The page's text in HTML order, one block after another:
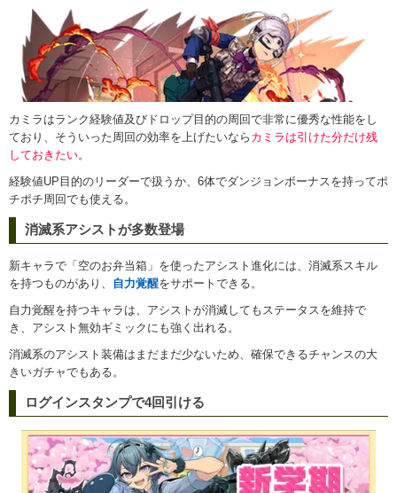
カミラはランク経験値及びドロップ目的の周回で非常に優秀な性能をし
ており、そういった周回の効率を上げたいなら カミラは引けた分だけ残
しておきたい。
経験値UP目的のリーダーで扱うか、6体でダンジョンボーナスを持ってポ
チポチ周回でも使える。
消滅系アシストが多数登場
新キャラで「空のお弁当箱」を使ったアシスト進化には、消滅系スキル
を持つものがあり、 自力覚醒をサポートできる。
自力覚醒を持つキャラは、アシストが消滅してもステータスを維持で
き、アシスト無効ギミックにも強く出れる。
消滅系のアシスト装備はまだまだ少ないため、確保できるチャンスの大
きいガチャでもある。
ログインスタンプで4回引ける